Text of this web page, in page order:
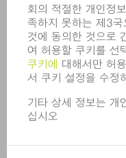
보도 자료
매거진
지속가능성
환경 & 기후
사회 & 기업
기업 경영